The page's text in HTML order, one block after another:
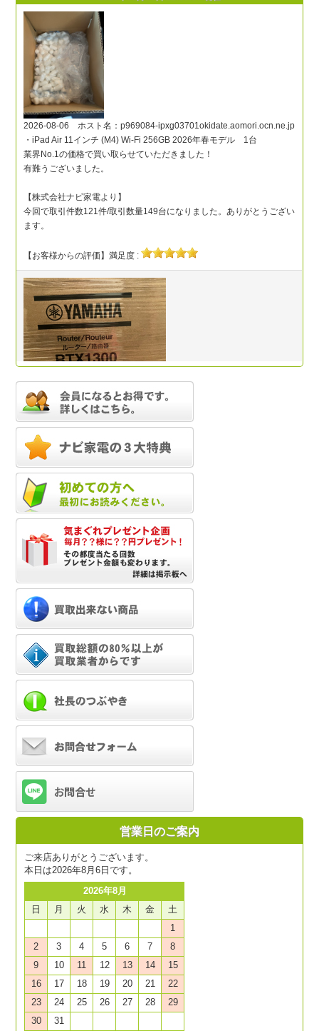
営業日のご案内
ご来店ありがとうございます。
本日は2026年8月6日です。
2026年8月
日
月 火 水 木 金
土
1
2
3 4 5 6 7
8
9
10 11 12 13 14
15
16
17 18 19 20 21
22
23
24 25 26 27 28
29
30
31